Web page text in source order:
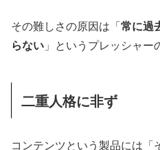
その難しさの原因は「常に過
らない 」というプレッシャー
二重人格に非ず
コンテンツという製品には「